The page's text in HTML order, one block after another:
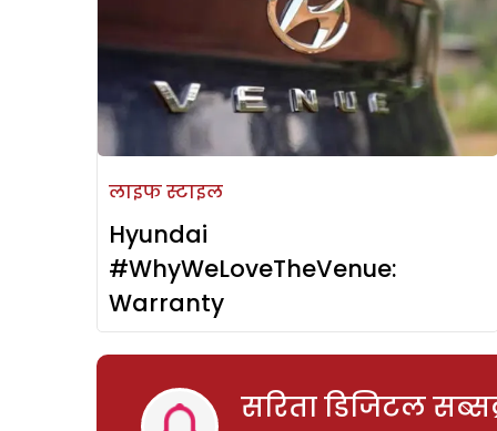
लाइफ स्टाइल
Hyundai
#WhyWeLoveTheVenue:
Warranty
सरिता डिजिटल